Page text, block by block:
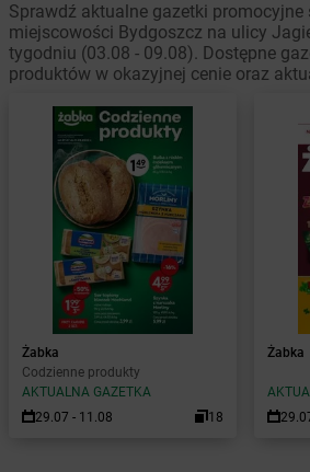
Sprawdź aktualne gazetki
miejscowości Bydgoszcz na ulicy
tygodniu (03.08 - 09.08). Dostępne
produktów w okazyjnej cenie oraz
Żabka
Codzienne produkty
AKTUALNA GAZETKA
29.07 - 11.08
18
Żabka